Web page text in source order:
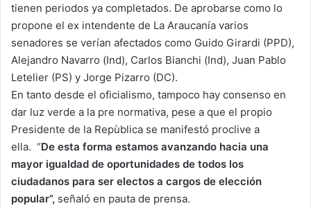
tienen periodos ya completados. De aprobarse como lo
propone el ex intendente de La Araucanía varios
senadores se verían afectados como Guido Girardi (PPD),
Alejandro Navarro (Ind), Carlos Bianchi (Ind), Juan Pablo
Letelier (PS) y Jorge Pizarro (DC).
En tanto desde el oficialismo, tampoco hay consenso en
dar luz verde a la pre normativa, pese a que el propio
Presidente de la Repùblica se manifestó proclive a
ella. “De esta forma estamos avanzando hacia una
mayor igualdad de oportunidades de todos los
ciudadanos para ser electos a cargos de elección
popular”, señaló en pauta de prensa.